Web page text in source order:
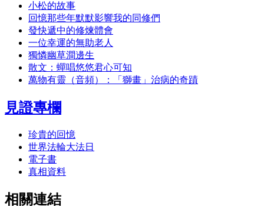
小松的故事
回憶那些年默默影響我的同修們
發快遞中的修煉體會
一位幸運的無助老人
獨憐幽草澗邊生
散文：蟬唱悠悠君心可知
萬物有靈（音頻）：「獅畫」治病的奇蹟
見證專欄
珍貴的回憶
世界法輪大法日
電子書
真相資料
相關連結